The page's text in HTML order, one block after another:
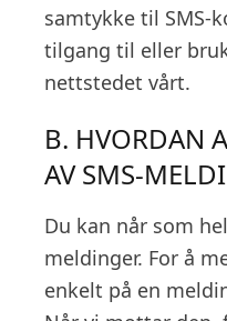
samtykke til SMS-
tilgang til eller
nettstedet vårt.
B. HVORDAN
AV SMS-
Du kan når som
meldinger. For å
enkelt på en